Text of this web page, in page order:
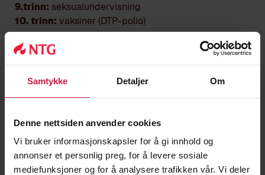
Samtykke Detaljer Om
Denne nettsiden anvender cookies
Vi bruker informasjonskapsler for å gi innhold og
annonser et personlig preg, for å levere sosiale
mediefunksjoner og for å analysere trafikken vår. Vi deler
9.trinn: seksualundervisning
10. trinn: vaksiner (DTP-polio)
Vg1, Vg2, Vg3:
helsesykepleier som rådgiver for elever, lærere og
trenere.
ulike samtaler for grupper.
Helsesykepleier har taushetsplikt under
helsepersonelloven.